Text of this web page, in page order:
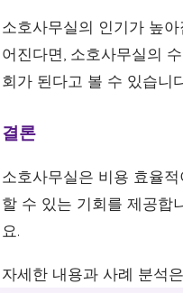
소호사무실의 인기가 높
어진다면, 소호사무실의
회가 된다고 볼 수 있습니
결론
소호사무실은 비용 효율
할 수 있는 기회를 제공합
요.
자세한 내용과 사례 분석은